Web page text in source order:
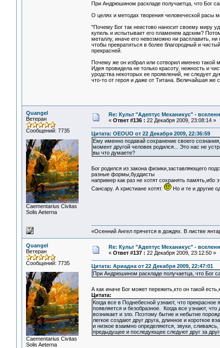
При Андрюшином раскладе получаетца, что Бог
О целях и методах творения человеческой расы
"Почему Бог так неистово наносит своему миру
купель и испытывает его пламенем адским?
металлу, иначе его невозможно ни расплавить,
чтобы превратиться в более благородный и
прекрасней.
Почему же он избрал или сотворил именно такой
Идея провидела не только красоту, нежность и
уродства некоторых ее проявлений, не следует
что-то от героя и даже от Титана. Величайшая
Quangel
Ветеран
Сообщений: 7735
Сaementarius Civitas
Solis Aeterna
Re: Культ "Адептус Механикус" -
« Ответ #136 : 22 Декабря 2009, 23:08:14 »
Цитата: OEOUO от 22 Декабря 2009, 22:36:59
Ему именно подавай сохранение своего
момент другой человек родился... Это нас не
вы что думаете?
Бог родился из закона физики,заставляющего
разные формы,буддисты
например как раз не хотят сохранять память,ибо
Сансару. А христиане хотят.
Но и те и другие
«Осенний Ангел прячется в дождях. В листве
Quangel
Ветеран
Сообщений: 7735
Сaementarius Civitas
Solis Aeterna
Re: Культ "Адептус Механикус" -
« Ответ #137 : 22 Декабря 2009, 23:12:50 »
Цитата: Ариадна от 22 Декабря 2009, 22:47:01
При Андрюшином раскладе получаетца, что Бог
А как иначе Бог может пережить,кто он такой
Цитата:
Когда все в Поднебесной узнают, что прекрасное
появляется и безобразное. Когда все узнают,
возникает и зло. Поэтому бытие и небытие
легкое создают друг друга, длинное и короткое
и низкое взаимно определяются, звуки,
предыдущее и последующее следуют друг за